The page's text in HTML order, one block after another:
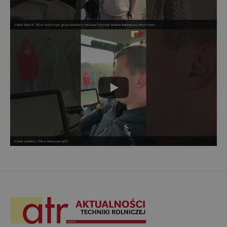
Valtra Serie N 135 w rodzinnym gospodarstwie Państwa Pszonka! #valtra #atrexpress #rolnictwo
Pokaz systemu TIM w Braszowicach!